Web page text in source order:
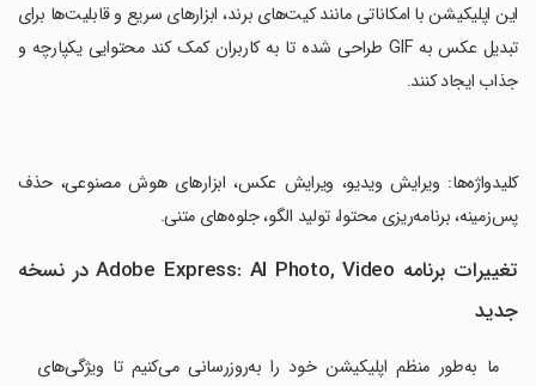
‏این اپلیکیشن با امکاناتی مانند کیت‌های برند، ابزارهای سریع و قابلیت‌ها برای
تبدیل عکس به GIF طراحی شده تا به کاربران کمک کند محتوایی یکپارچه و
جذاب ایجاد کنند.
‏کلیدواژه‌ها: ویرایش ویدیو، ویرایش عکس، ابزارهای هوش مصنوعی، حذف
پس‌زمینه، برنامه‌ریزی محتوا، تولید الگو، جلوه‌های متنی.
تغییرات برنامه Adobe Express: AI Photo, Video در نسخه
جدید
ما به‌طور منظم اپلیکیشن خود را به‌روزرسانی می‌کنیم تا ویژگی‌های